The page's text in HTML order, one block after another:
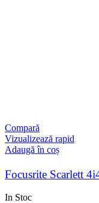
Compară
Vizualizează rapid
Adaugă în coș
Focusrite Scarlett
In Stoc